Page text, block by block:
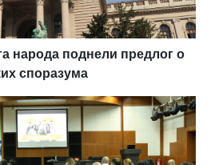
народа поднели предлог о
споразума